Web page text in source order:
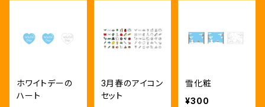
ホワイトデーの
ハート
3月春のアイコン
セット
雪化粧
¥300